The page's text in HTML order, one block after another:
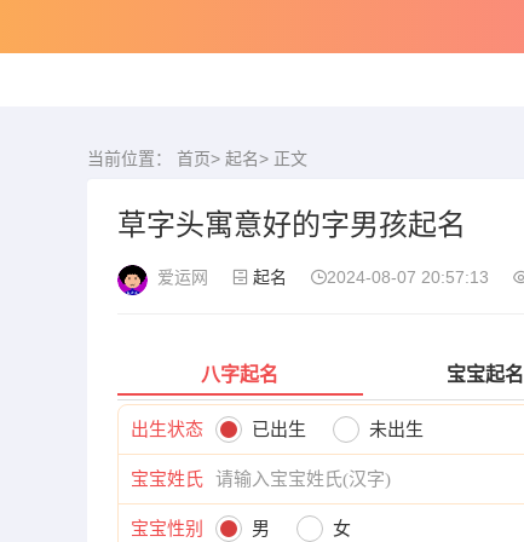
当前位置： 首页> 起名> 正文
草字头寓意好的字男孩起名
爱运网 起名 2024-08-07 20:57:13
八字起名 宝宝起名
出生状态 已出生 未出生
宝宝姓氏
宝宝性别 男 女